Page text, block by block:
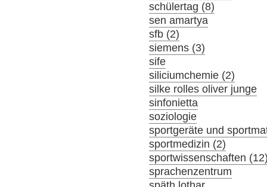
schülertag (8)
sen amartya
sfb (2)
siemens (3)
sife
siliciumchemie (2)
silke rolles oliver junge
sinfonietta
soziologie
sportgeräte und
sportmedizin (2)
sportwissenschaften
sprachenzentrum